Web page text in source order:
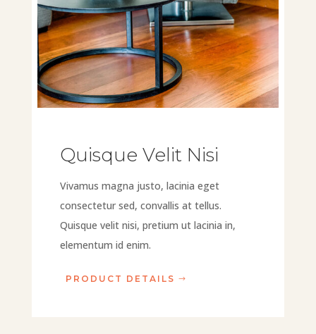
Quisque Velit Nisi
Vivamus magna justo, lacinia eget
consectetur sed, convallis at tellus.
Quisque velit nisi, pretium ut lacinia in,
elementum id enim.
PRODUCT DETAILS